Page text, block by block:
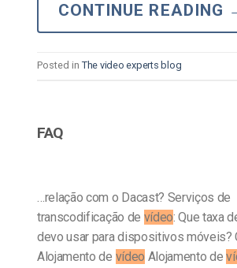
CONTINUE READING
Posted in The video experts blog
FAQ
…relação com o Dacast? Serviços de
transcodificação de vídeo: Que taxa
devo usar para dispositivos móveis?
Alojamento de vídeo Alojamento de